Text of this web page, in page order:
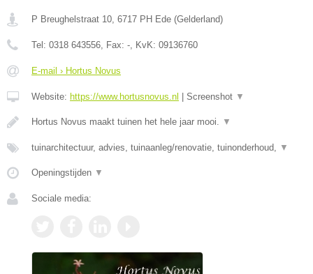
P Breughelstraat 10, 6717 PH Ede (Gelderland)
Tel: 0318 643556, Fax: -, KvK: 09136760
E-mail › Hortus Novus
Website: https://www.hortusnovus.nl Screenshot ▼
Hortus Novus maakt tuinen het hele jaar mooi. ▼
tuinarchitectuur, advies, tuinaanleg/renovatie, tuinonderhoud, ▼
Openingstijden ▼
Sociale media: